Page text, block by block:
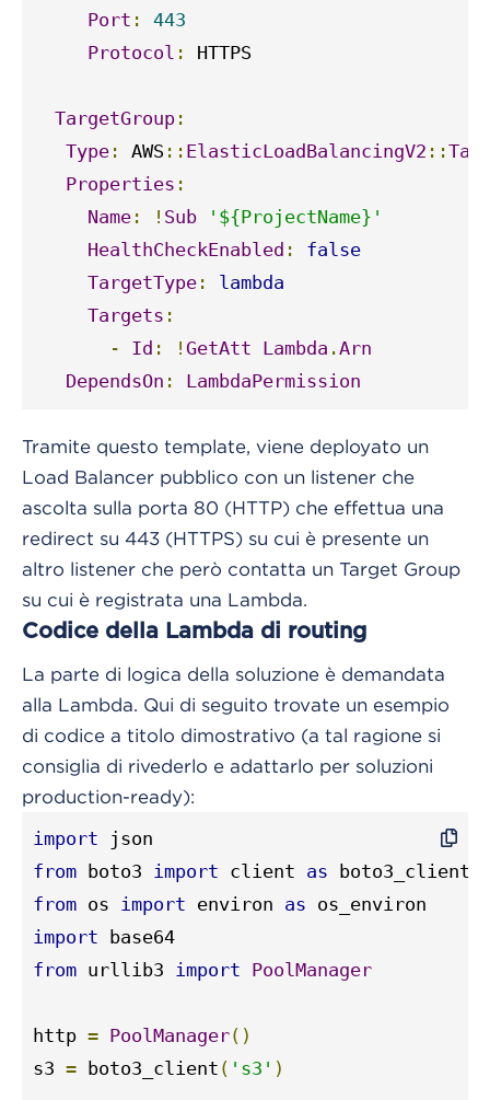
Port :
443
Protocol : HTTPS
TargetGroup :
Type : AWS :: ElasticLoadBalancingV2 ::
Properties :
Name : ! Sub
'${ProjectName}'
HealthCheckEnabled :
false
TargetType :
lambda
Targets :
-
Id : ! GetAtt Lambda .Arn
DependsOn : LambdaPermission
Tramite questo template, viene deployato un
Load Balancer pubblico con un listener che
ascolta sulla porta 80 (HTTP) che effettua una
redirect su 443 (HTTPS) su cui è presente un
altro listener che però contatta un Target Group
su cui è registrata una Lambda.
Codice della Lambda di routing
La parte di logica della soluzione è demandata
alla Lambda. Qui di seguito trovate un esempio
di codice a titolo dimostrativo (a tal ragione si
consiglia di rivederlo e adattarlo per soluzioni
production-ready):
import
from boto3 import client as
from os import environ as
import
from urllib3 import PoolManager
http = PoolManager()
s3 = boto3_client ( 's3' )